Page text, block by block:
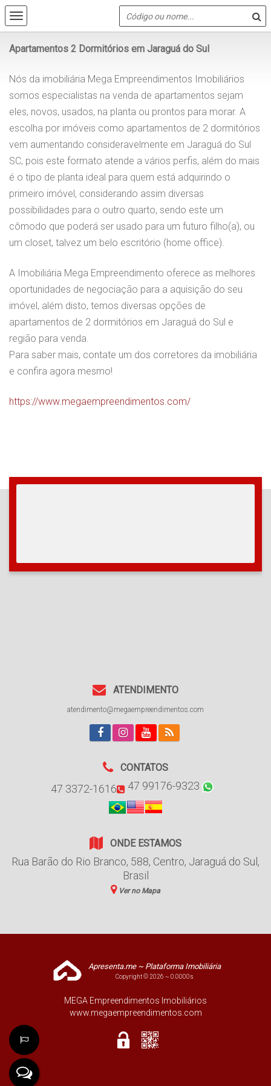
Apartamentos 2 Dormitórios em Jaraguá do Sul
Nós da imobiliária Mega Empreendimentos Imobiliários
somos especialistas na venda de apartamentos sejam
eles, novos, usados, na planta ou prontos para morar. A
escolha por imóveis como apartamentos de 2 dormitórios
vem aumentando consideravelmente em Jaraguá do Sul
SC, pois este formato atende a vários perfis, além do mais
é o tipo de planta ideal para quem está adquirindo o
primeiro imóvel, considerando assim diversas
possibilidades para o outro quarto, sendo este um
cômodo que poderá ser usado para um futuro filho(a), ou
um closet, talvez um belo escritório (home office).
A Imobiliária Mega Empreendimento oferece as melhores
oportunidades de negociação para a aquisição do seu
imóvel, além disto, temos diversas opções de
apartamentos de 2 dormitórios em Jaraguá do Sul e
região para venda.
Para saber mais, contate um dos corretores da imobiliária
e confira agora mesmo!
https://www.megaempreendimentos.com/
ATENDIMENTO
atendimento@megaempreendimentos.com
CONTATOS
47 3372-1616 47 99176-9323
ONDE ESTAMOS
Rua Barão do Rio Branco, 588, Centro, Jaraguá do Sul ,
Brasil
Ver no Mapa
Apresenta.me ~ Plataforma Imobiliária
Copyright © 2026 ~ 0.0000s
MEGA Empreendimentos Imobiliários
www.megaempreendimentos.com